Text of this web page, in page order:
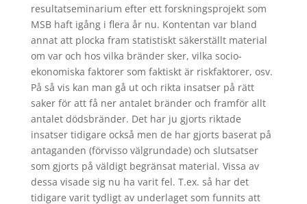
resultatseminarium efter ett forskningsprojekt som
MSB haft igång i flera år nu. Kontentan var bland
annat att plocka fram statistiskt säkerställt material
om var och hos vilka bränder sker, vilka socio-
ekonomiska faktorer som faktiskt är riskfaktorer, osv.
På så vis kan man gå ut och rikta insatser på rätt
saker för att få ner antalet bränder och framför allt
antalet dödsbränder. Det har ju gjorts riktade
insatser tidigare också men de har gjorts baserat på
antaganden (förvisso välgrundade) och slutsatser
som gjorts på väldigt begränsat material. Vissa av
dessa visade sig nu ha varit fel. T.ex. så har det
tidigare varit tydligt av underlaget som funnits att